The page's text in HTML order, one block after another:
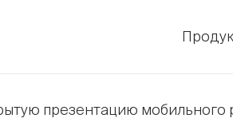
презентацию